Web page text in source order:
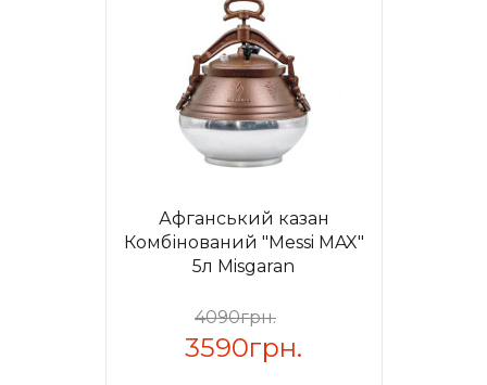
Афганський казан
Комбінований "Messi MAX"
5л Misgaran
4090грн.
3590грн.